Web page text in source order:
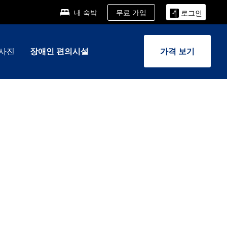
내 숙박 무료 가입 로그인
진 장애인 편의시설 가격 보기